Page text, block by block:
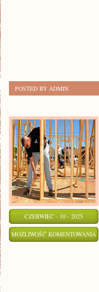
POSTED BY ADMIN
CZERWIEC - 10 - 2025
MOŻLIWOŚĆ KOMENTOWANIA